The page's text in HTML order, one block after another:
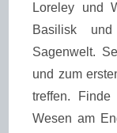
Loreley und
Basilisk
Sagenwelt.
und zum
treffen.
Wesen am